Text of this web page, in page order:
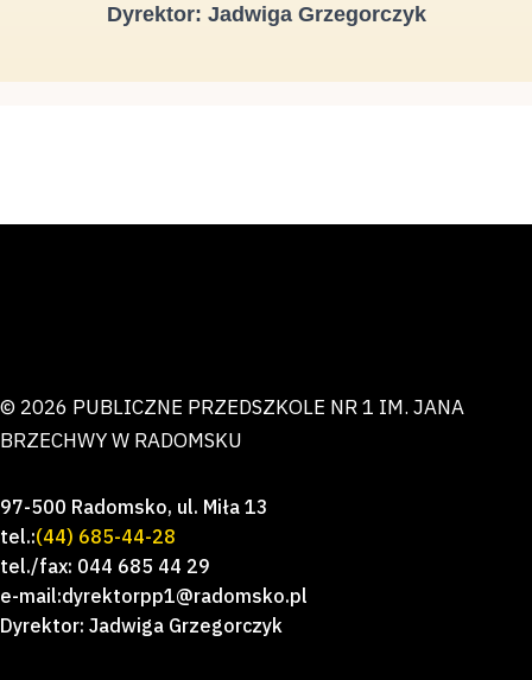
Dyrektor: Jadwiga Grzegorczyk
© 2026 PUBLICZNE PRZEDSZKOLE NR 1 IM. JANA
BRZECHWY W RADOMSKU
97-500 Radomsko, ul. Miła 13
tel.:(44) 685-44-28
tel./fax: 044 685 44 29
e-mail:dyrektorpp1@radomsko.pl
Dyrektor: Jadwiga Grzegorczyk